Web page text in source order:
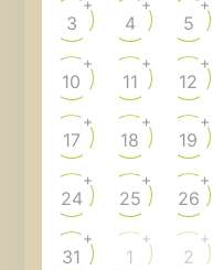
3
+
4
+
5
+
10
+
11
+
12
+
17
+
18
+
19
+
24
+
25
+
26
+
31
+
1
+
2
+